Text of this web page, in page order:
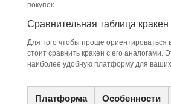
покупок.
Сравнительная таблица кракен
Для того чтобы проще ориентироваться
стоит сравнить кракен с его аналогами.
наиболее удобную платформу для
Платформа Особенности